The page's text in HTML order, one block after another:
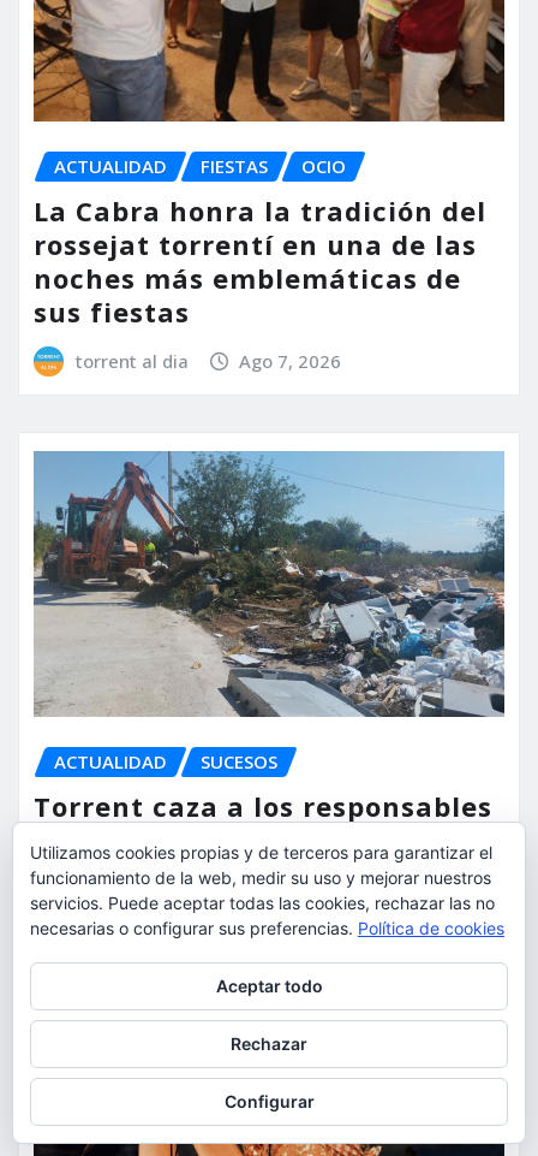
ACTUALIDAD FIESTAS OCIO
La Cabra honra la tradición del
rossejat torrentí en una de las
noches más emblemáticas de
sus fiestas
torrent al dia Ago 7, 2026
ACTUALIDAD SUCESOS
Torrent caza a los responsables
de los vertidos ilegales y
endurece las sanciones
torrent al dia Ago 7, 2026
Utilizamos cookies propias y de terceros para garantizar el
funcionamiento de la web, medir su uso y mejorar nuestros
servicios. Puede aceptar todas las cookies, rechazar las no
necesarias o configurar sus preferencias. Política de cookies
Aceptar todo
Rechazar
Configurar
Para obtener más información, incluido cómo gestionar las cookies,